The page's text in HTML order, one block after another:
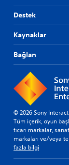
Destek
Kaynaklar
Bağlan
© 2026 Sony
Tüm içerik, oyun
ticari markalar,
markaları ve/veya
fazla bilgi